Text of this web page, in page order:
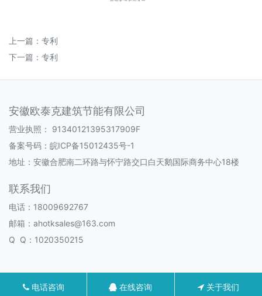
上一篇： 专利
下一篇： 专利
安徽欧泰克建筑节能有限公司
营业执照： 91340121395317909F
备案号码： 皖ICP备15012435号-1
地址：安徽合肥南二环路与怀宁路交口白天鹅国际商务中心18楼
联系我们
电话：18009692767
邮箱：ahotksales@163.com
Q Q：1020350215
电话咨询 在线咨询 关于我们